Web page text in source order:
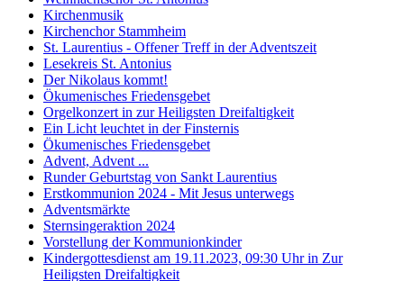
Kirchenmusik
Kirchenchor Stammheim
St. Laurentius - Offener Treff in der Adventszeit
Lesekreis St. Antonius
Der Nikolaus kommt!
Ökumenisches Friedensgebet
Orgelkonzert in zur Heiligsten Dreifaltigkeit
Ein Licht leuchtet in der Finsternis
Ökumenisches Friedensgebet
Advent, Advent ...
Runder Geburtstag von Sankt Laurentius
Erstkommunion 2024 - Mit Jesus unterwegs
Adventsmärkte
Sternsingeraktion 2024
Vorstellung der Kommunionkinder
Kindergottesdienst am 19.11.2023, 09:30 Uhr in Zur
Heiligsten Dreifaltigkeit